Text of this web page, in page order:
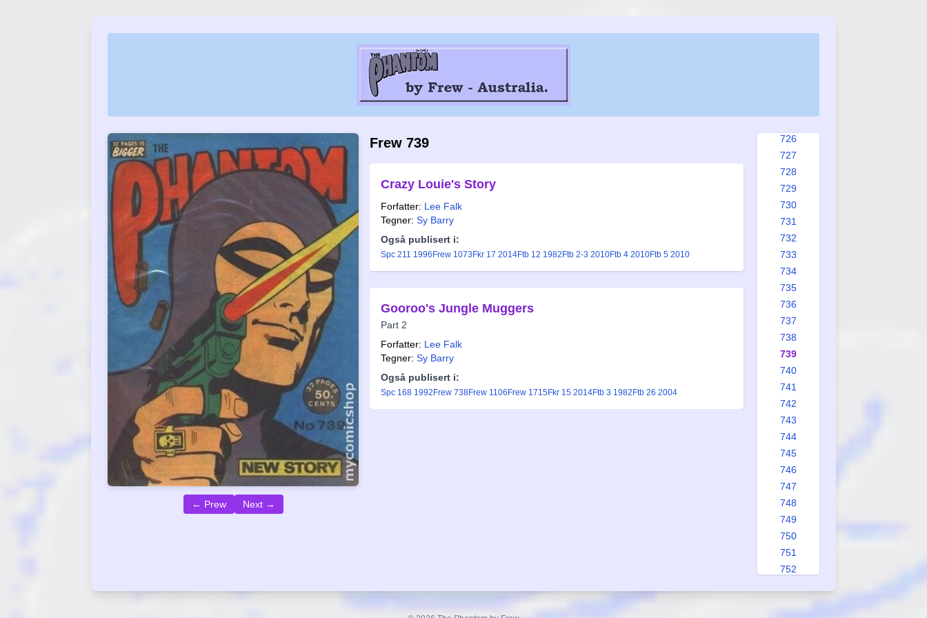
← Prew Next →
Frew 739
Crazy Louie's Story
Forfatter: Lee Falk
Tegner: Sy Barry
Også publisert i:
Spc 211 1996 Frew 1073 Fkr 17 2014Ftb 12 1982 Ftb 2-3 2010Ftb 4 2010Ftb 5 2010
Gooroo's Jungle Muggers
Part 2
Forfatter: Lee Falk
Tegner: Sy Barry
Også publisert i:
Spc 168 1992 Frew 738Frew 1106 Frew 1715Fkr 15 2014Ftb 3 1982 Ftb 26 2004
726
727
728
729
730
731
732
733
734
735
736
737
738
739
740
741
742
743
744
745
746
747
748
749
750
751
752